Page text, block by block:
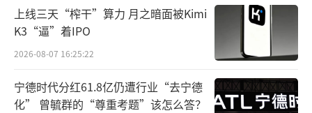
从历史上看，油价是炼化生意的重要影响
因素。对于炼化企业来说，无论是油价向上或
是向下剧烈波动，均将对盈利造成负面冲击，
油价温和波动则是相对惬意的场景。
上线三天“榨干”算力 月之暗面被Kimi
K3“逼”着IPO
2026-08-07 16:25:22
宁德时代分红61.8亿仍遭行业“去宁德
化” 曾毓群的“尊重考题”该怎么答？